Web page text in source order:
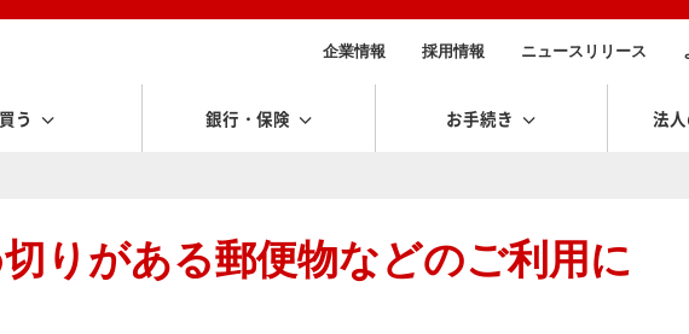
企業情報 採用情報 ニュースリリース
買う 銀行・保険 お手続き 法
りがある郵便物などのご利用に